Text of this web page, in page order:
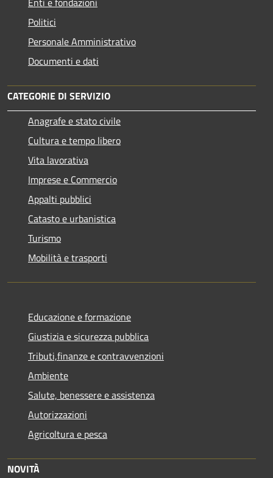
Politici
Personale Amministrativo
Documenti e dati
CATEGORIE DI SERVIZIO
Anagrafe e stato civile
Cultura e tempo libero
Vita lavorativa
Imprese e Commercio
Appalti pubblici
Catasto e urbanistica
Turismo
Mobilità e trasporti
Educazione e formazione
Giustizia e sicurezza pubblica
Tributi,finanze e contravvenzioni
Ambiente
Salute, benessere e assistenza
Autorizzazioni
Agricoltura e pesca
NOVITÀ